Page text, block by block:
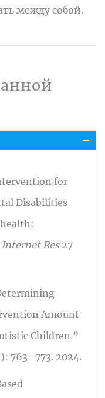
между собой.
for
Disabilities
Internet Res27
Amount
Children.”
763–773. 2024.